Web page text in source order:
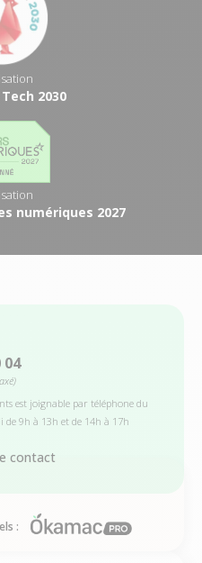
2030
numériques 2027
04
est joignable par téléphone du
de 9h à 13h et de 14h à 17h
contact
: